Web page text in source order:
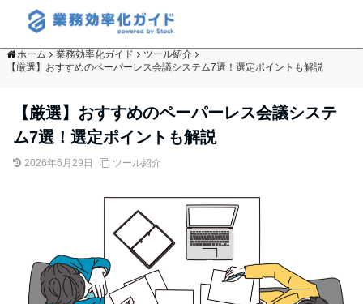
ホーム 業務効率化ガイド
ツール紹介
【厳選】おすすめのペーパーレス会議システム7選！選定ポイントも解説
【厳選】おすすめのペーパーレス会議システ
ム7選！選定ポイントも解説
2026年6月29日 ツール紹介